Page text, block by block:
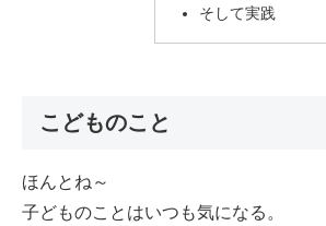
そして実践
こどものこと
ほんとね～
子どものことはいつも気になる。